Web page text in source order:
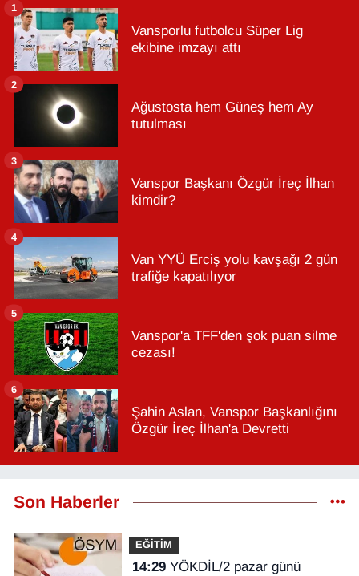
Vansporlu futbolcu Süper Lig
ekibine imzayı attı
1
Ağustosta hem Güneş hem Ay
tutulması
2
Vanspor Başkanı Özgür İreç İlhan
kimdir?
3
Van YYÜ Erciş yolu kavşağı 2 gün
trafiğe kapatılıyor
4
Vanspor'a TFF'den şok puan silme
cezası!
5
Şahin Aslan, Vanspor Başkanlığını
Özgür İreç İlhan'a Devretti
6
Son Haberler
EĞİTİM
14:29YÖKDİL/2 pazar günü